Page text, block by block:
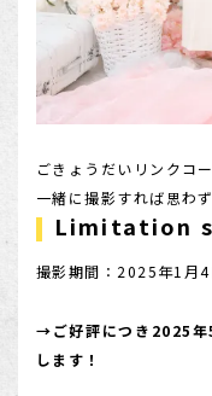
ごきょうだいリンクコ
一緒に撮影すれば思わ
Limitation
撮影期間：2025年1月
→ご好評につき2025年
します！